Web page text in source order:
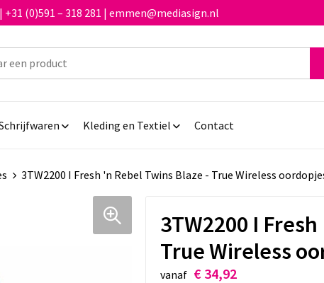
(0)591 – 318 281 | emmen@mediasign.nl
Kleding en Textiel Contact
3TW2200 I Fresh 'n Rebel Twins Blaze - True Wireless
3TW2200 I
True Wireless
vanaf € 34,92